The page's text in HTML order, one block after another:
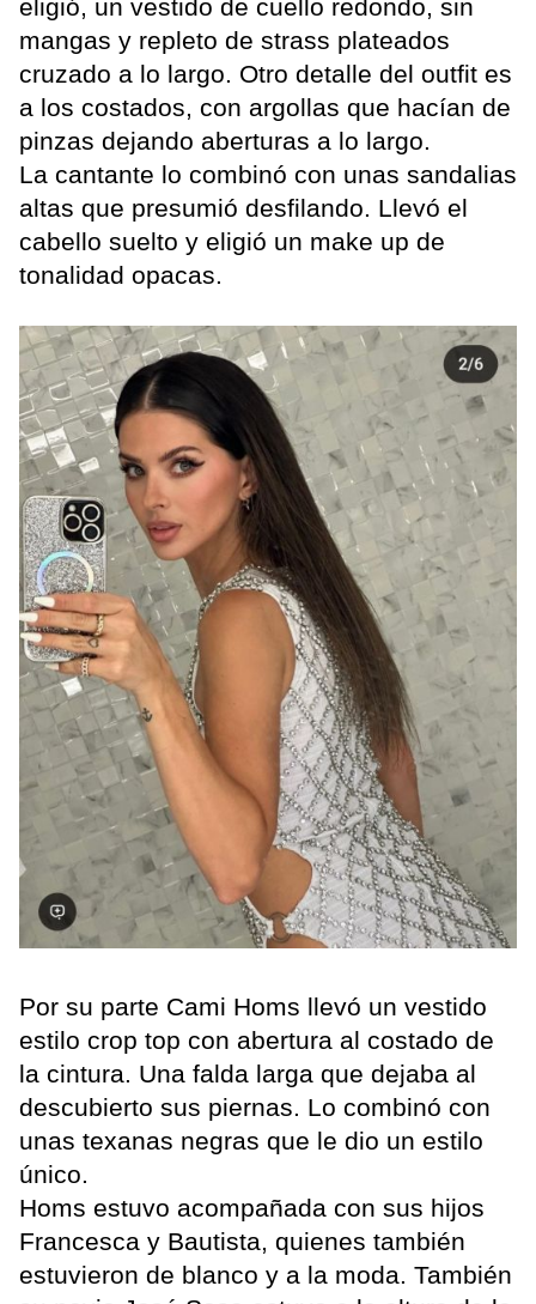
eligió, un vestido de cuello redondo, sin
mangas y repleto de strass plateados
cruzado a lo largo. Otro detalle del outfit es
a los costados, con argollas que hacían de
pinzas dejando aberturas a lo largo.
La cantante lo combinó con unas sandalias
altas que presumió desfilando. Llevó el
cabello suelto y eligió un make up de
tonalidad opacas.
Por su parte Cami Homs llevó un vestido
estilo crop top con abertura al costado de
la cintura. Una falda larga que dejaba al
descubierto sus piernas. Lo combinó con
unas texanas negras que le dio un estilo
único.
Homs estuvo acompañada con sus hijos
Francesca y Bautista, quienes también
estuvieron de blanco y a la moda. También